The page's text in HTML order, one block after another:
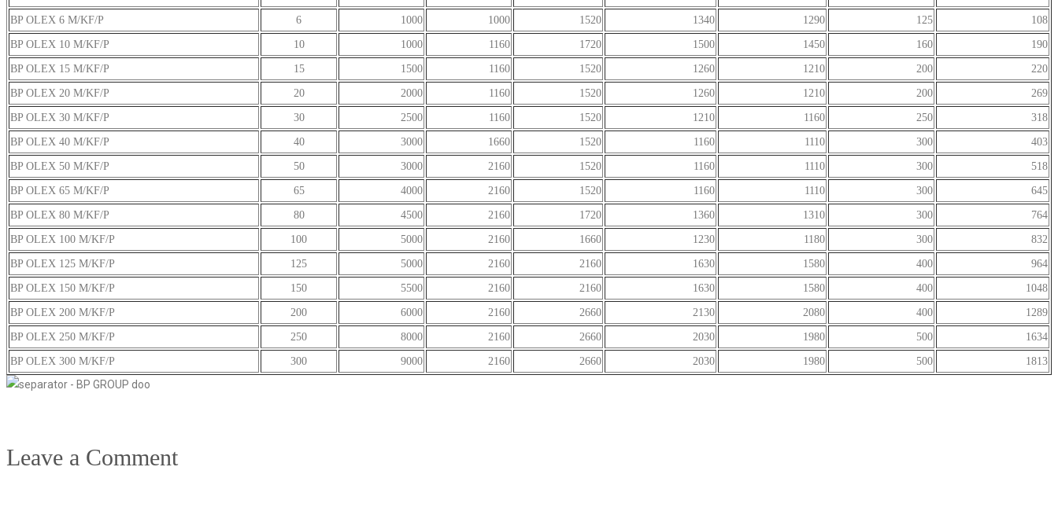
BP OLEX 6 M/KF/P 6 1000 1000 1520 1340 1290 125 108
BP OLEX 10 M/KF/P 10 1000 1160 1720 1500 1450 160 190
BP OLEX 15 M/KF/P 15 1500 1160 1520 1260 1210 200 220
BP OLEX 20 M/KF/P 20 2000 1160 1520 1260 1210 200 269
BP OLEX 30 M/KF/P 30 2500 1160 1520 1210 1160 250 318
BP OLEX 40 M/KF/P 40 3000 1660 1520 1160 1110 300 403
BP OLEX 50 M/KF/P 50 3000 2160 1520 1160 1110 300 518
BP OLEX 65 M/KF/P 65 4000 2160 1520 1160 1110 300 645
BP OLEX 80 M/KF/P 80 4500 2160 1720 1360 1310 300 764
BP OLEX 100 M/KF/P 100 5000 2160 1660 1230 1180 300 832
BP OLEX 125 M/KF/P 125 5000 2160 2160 1630 1580 400 964
BP OLEX 150 M/KF/P 150 5500 2160 2160 1630 1580 400 1048
BP OLEX 200 M/KF/P 200 6000 2160 2660 2130 2080 400 1289
BP OLEX 250 M/KF/P 250 8000 2160 2660 2030 1980 500 1634
BP OLEX 300 M/KF/P 300 9000 2160 2660 2030 1980 500 1813
Leave a Comment